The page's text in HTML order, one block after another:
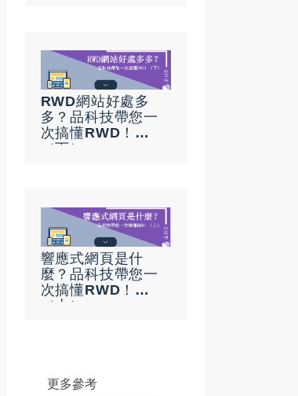
RWD網站好處多
多？品科技帶您一
次搞懂RWD！
（下）
響應式網頁是什
麼？品科技帶您一
次搞懂RWD！
（上）
更多參考